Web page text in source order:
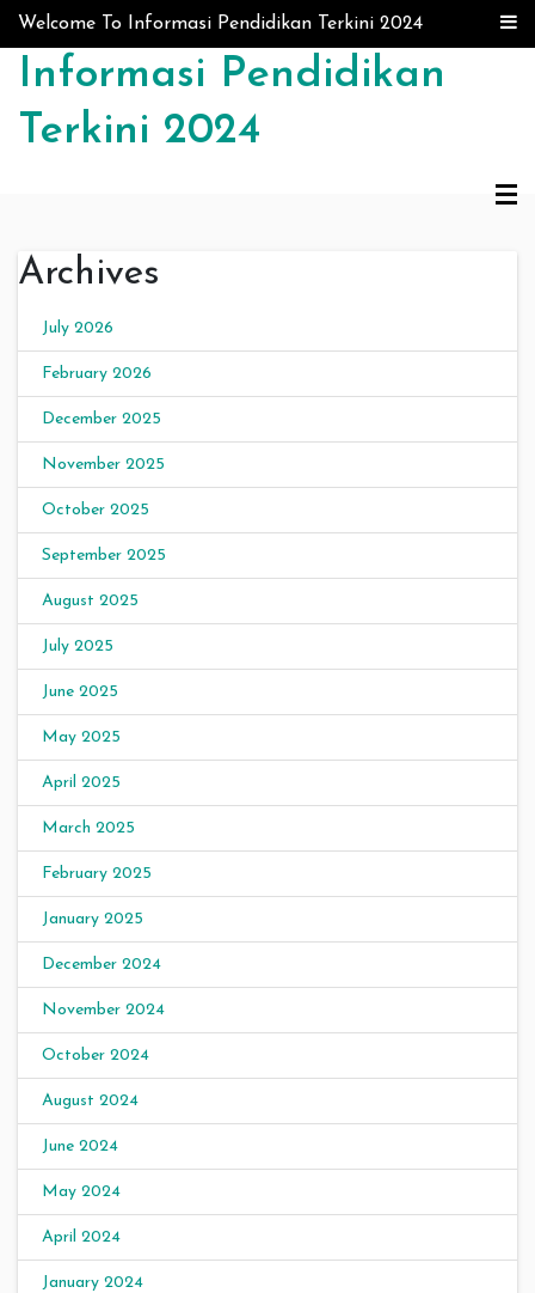
Skip to content
Welcome To Informasi Pendidikan Terkini 2024
Informasi Pendidikan
Terkini 2024
Archives
July 2026
February 2026
December 2025
November 2025
October 2025
September 2025
August 2025
July 2025
June 2025
May 2025
April 2025
March 2025
February 2025
January 2025
December 2024
November 2024
October 2024
August 2024
June 2024
May 2024
April 2024
January 2024